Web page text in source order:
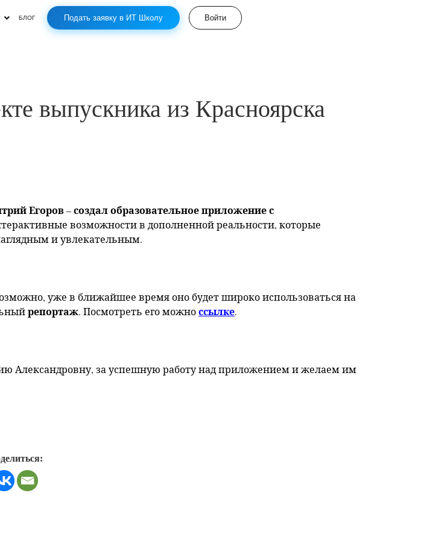
БЛОГ Подать заявку в ИТ Школу Войти
выпускника из Красноярска
Егоров–создал образовательное приложение с
возможности в дополненной реальности, которые
и увлекательным.
уже в ближайшее время оно будет широко использоваться на
репортаж. Посмотреть его можноссылке.
Александровну, за успешную работу над приложением и желаем им